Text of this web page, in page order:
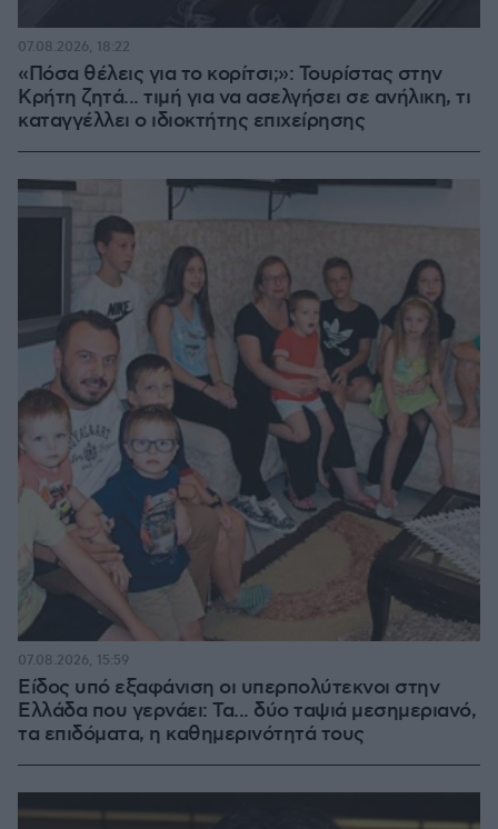
«Πόσα θέλεις για το κορίτσι;»: Τουρίστας στην
Κρήτη ζητά... τιμή για να ασελγήσει σε ανήλικη, τι
καταγγέλλει ο ιδιοκτήτης επιχείρησης
07.08.2026, 18:22
Είδος υπό εξαφάνιση οι υπερπολύτεκνοι στην
Ελλάδα που γερνάει: Τα... δύο ταψιά μεσημεριανό,
τα επιδόματα, η καθημερινότητά τους
07.08.2026, 15:59